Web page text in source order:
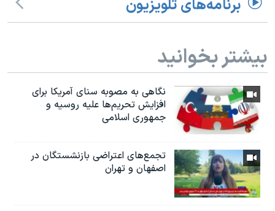
نرگس محمدی برنده جایزه نوبل صلح
همایش محافظه‌کاران آمریکا «سی‌پک»
صفحه‌های ویژه
سفر پرزیدنت ترامپ به چین
برنامه‌های تلویزیون
بیشتر بخوانید
نگاهی به مصوبه سنای آمریکا برای
افزایش تحریم‌ها علیه روسیه و
جمهوری اسلامی
تجمع‌های اعتراضی بازنشستگان در
اصفهان و تهران